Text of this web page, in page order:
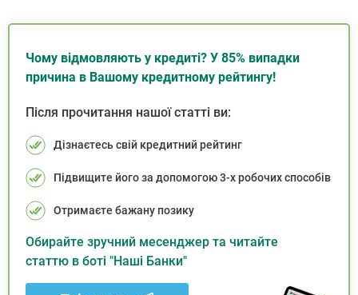
Чому відмовляють у кредиті? У 85% випадки
причина в Вашому кредитному рейтингу!
Після прочитання нашої статті ви:
Дізнаєтесь свій кредитний рейтинг
Підвищите його за допомогою 3-х робочих способів
Отримаєте бажану позику
Обирайте зручний месенджер та читайте
статтю в боті "Наші Банки"